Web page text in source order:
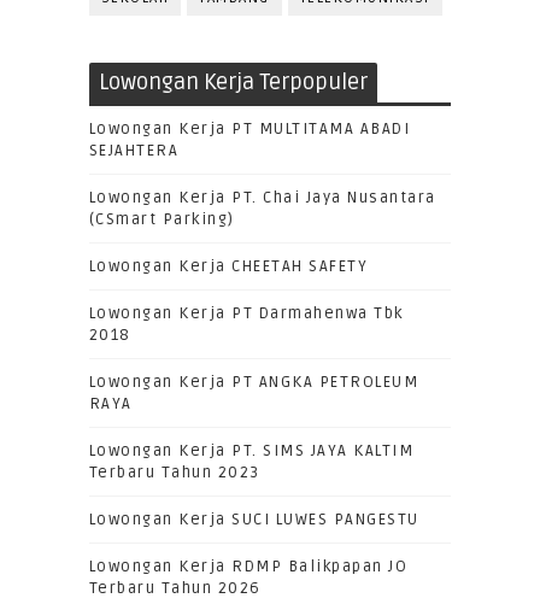
Lowongan Kerja Terpopuler
Lowongan Kerja PT MULTITAMA ABADI
SEJAHTERA
Lowongan Kerja PT. Chai Jaya Nusantara
(CSmart Parking)
Lowongan Kerja CHEETAH SAFETY
Lowongan Kerja PT Darmahenwa Tbk
2018
Lowongan Kerja PT ANGKA PETROLEUM
RAYA
Lowongan Kerja PT. SIMS JAYA KALTIM
Terbaru Tahun 2023
Lowongan Kerja SUCI LUWES PANGESTU
Lowongan Kerja RDMP Balikpapan JO
Terbaru Tahun 2026